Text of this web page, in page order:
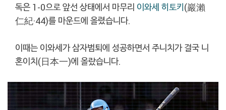
독은 1-0으로 앞선 상태에서 마무리 이와세 히토키(巖瀨
仁紀·44)를 마운드에 올렸습니다.
이때는 이와세가 삼자범퇴에 성공하면서 주니치가 결국 니
혼이치(日本一)에 올랐습니다.